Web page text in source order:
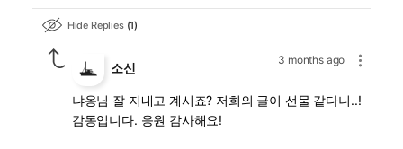
Hide Replies 1
3 months ago
소신
냐옹님 잘 지내고 계시죠? 저희의 글이 선물 같다니..!
감동입니다. 응원 감사해요!